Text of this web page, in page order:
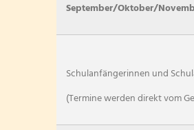
Grundschule
September/Oktober/
Schulanfängerinnen und
(Termine werden direkt vom